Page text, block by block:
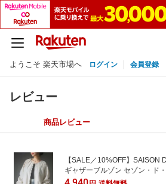
ようこそ 楽天市場へ ログイン 会員登録
レビュー
商品レビュー
【SALE／10%OFF】SAISON
ギャザーブルゾン セゾン・ド
ター ブルゾン・ジャンパー ブ